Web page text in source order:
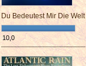
Du Bedeutest Mir Die Welt
10,0
¯¯¯¯¯¯¯¯¯¯¯¯¯¯¯¯¯¯¯¯¯¯¯¯